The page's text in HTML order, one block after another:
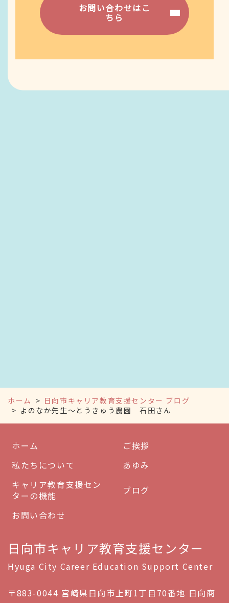
お問い合わせはこ
ちら
ホーム
日向市キャリア教育支援センター ブログ
よのなか先生～とうきゅう農園 石田さん
ホーム
ご挨拶
私たちについて
あゆみ
キャリア教育支援セン
ターの機能
ブログ
お問い合わせ
日向市キャリア教育支援センター
Hyuga City Career Education Support Center
〒883-0044 宮崎県日向市上町1丁目70番地 日向商